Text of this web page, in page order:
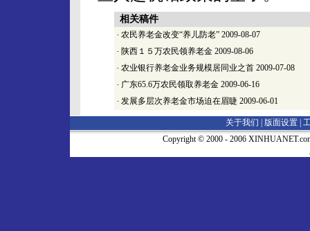
相关稿件
· 农民养老金改变“养儿防老” 2009-08-07
· 陕西１５万农民领养老金 2009-08-06
· 农业银行养老金业务规模居同业之首 2009-07-08
· 广东65.6万农民领取养老金 2009-06-16
· 发展多层次养老金市场迫在眉睫 2009-06-01
关于我们 | 版面设置
Copyright © 2000 - 2006